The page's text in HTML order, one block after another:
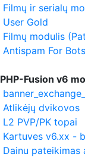
Filmų ir serialų
User Gold
Filmų modulis
Antispam For Bots
PHP-Fusion v6
Atlikėjų dvikovos
L2 PVP/PK topai
Kartuves v6.xx -
Dainu pateikimas